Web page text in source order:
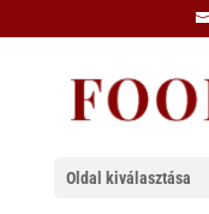
Oldal kiválasztása